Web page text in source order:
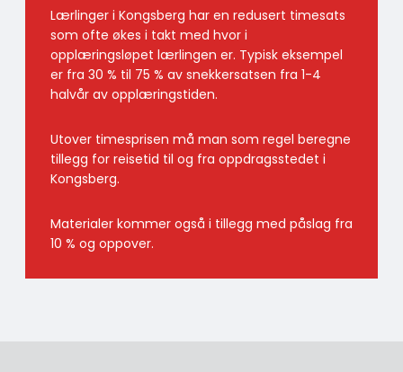
Lærlinger i Kongsberg har en redusert timesats
som ofte økes i takt med hvor i
opplæringsløpet lærlingen er. Typisk eksempel
er fra 30 % til 75 % av snekkersatsen fra 1-4
halvår av opplæringstiden.
Utover timesprisen må man som regel beregne
tillegg for reisetid til og fra oppdragsstedet i
Kongsberg.
Materialer kommer også i tillegg med påslag fra
10 % og oppover.